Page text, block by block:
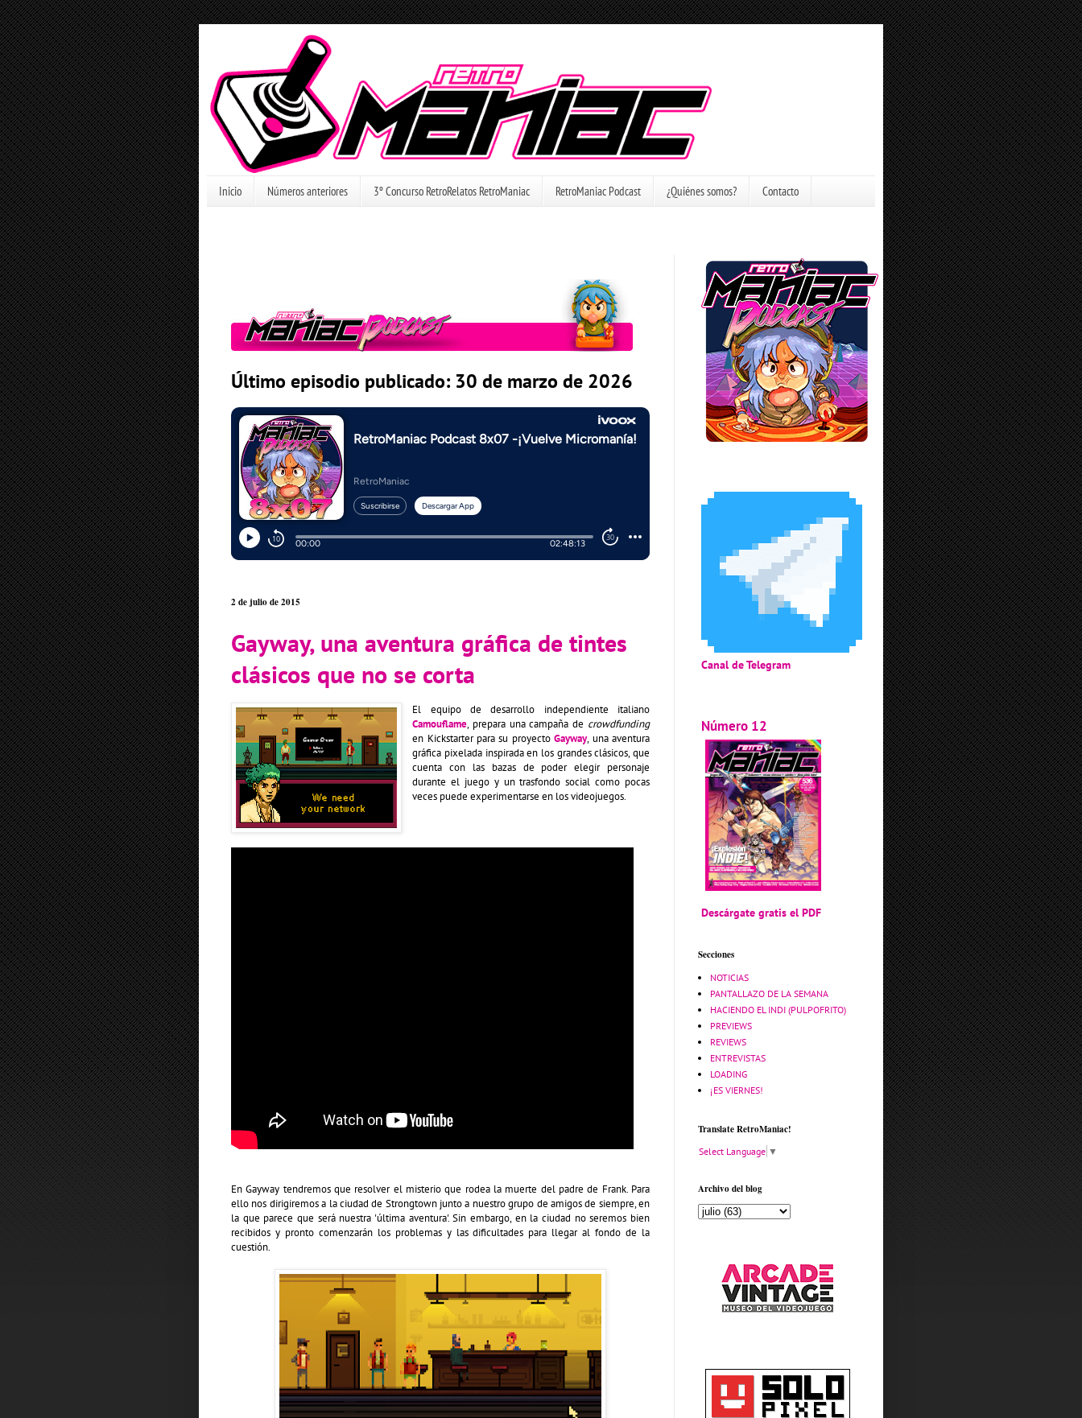
Inicio Números anteriores 3º Concurso RetroRelatos RetroManiac RetroManiac Podcast ¿Quiénes somos? Contacto
Último episodio publicado: 30 de marzo de 2026
2 de julio de 2015
Gayway, una aventura gráfica de tintes
clásicos que no se corta
El equipo de desarrollo independiente italiano
Camouflame, prepara una campaña de crowdfunding
en Kickstarter para su proyectoGayway, una aventura
gráfica pixelada inspirada en los grandes clásicos, que
cuenta con las bazas de poder elegir personaje
durante el juego y un trasfondo social como pocas
veces puede experimentarse en los videojuegos.
En Gayway tendremos que resolver el misterio que rodea la muerte del padre de Frank. Para
ello nos dirigiremos a la ciudad de Strongtown junto a nuestro grupo de amigos de siempre, en
la que parece que será nuestra 'última aventura'. Sin embargo, en la ciudad no seremos bien
recibidos y pronto comenzarán los problemas y las dificultades para llegar al fondo de la
cuestión.
Canal de Telegram
Número 12
Descárgate gratis el PDF
Secciones
NOTICIAS
PANTALLAZO DE LA SEMANA
HACIENDO EL INDI (PULPOFRITO)
PREVIEWS
REVIEWS
ENTREVISTAS
LOADING
¡ES VIERNES!
Translate RetroManiac!
Select Language ▼
Archivo del blog